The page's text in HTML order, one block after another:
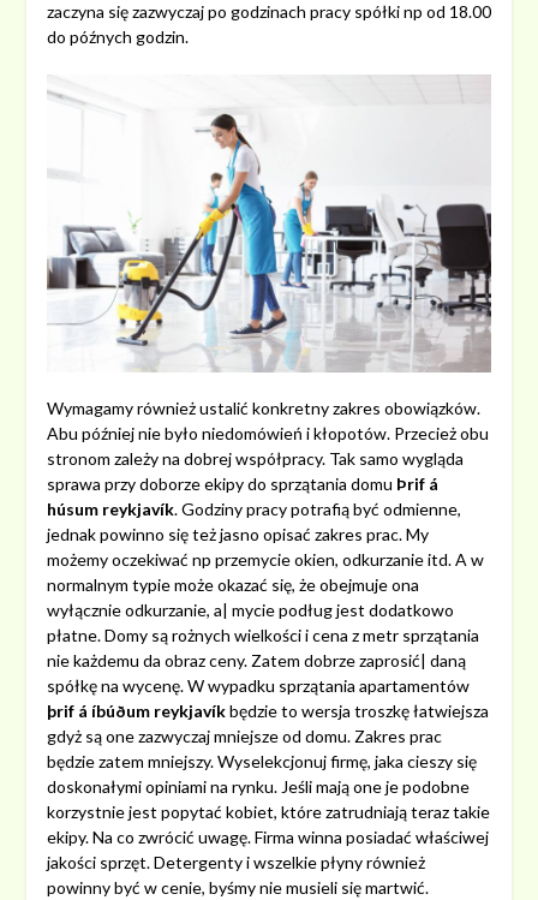
zaczyna się zazwyczaj po godzinach pracy spółki np od 18.00
do późnych godzin.
Wymagamy również ustalić konkretny zakres obowiązków.
Abu później nie było niedomówień i kłopotów. Przecież obu
stronom zależy na dobrej współpracy. Tak samo wygląda
sprawa przy doborze ekipy do sprzątania domu Þrif á
húsum reykjavík. Godziny pracy potrafią być odmienne,
jednak powinno się też jasno opisać zakres prac. My
możemy oczekiwać np przemycie okien, odkurzanie itd. A w
normalnym typie może okazać się, że obejmuje ona
wyłącznie odkurzanie, a| mycie podług jest dodatkowo
płatne. Domy są rożnych wielkości i cena z metr sprzątania
nie każdemu da obraz ceny. Zatem dobrze zaprosić| daną
spółkę na wycenę. W wypadku sprzątania apartamentów
þrif á íbúðum reykjavíkbędzie to wersja troszkę łatwiejsza
gdyż są one zazwyczaj mniejsze od domu. Zakres prac
będzie zatem mniejszy. Wyselekcjonuj firmę, jaka cieszy się
doskonałymi opiniami na rynku. Jeśli mają one je podobne
korzystnie jest popytać kobiet, które zatrudniają teraz takie
ekipy. Na co zwrócić uwagę. Firma winna posiadać właściwej
jakości sprzęt. Detergenty i wszelkie płyny również
powinny być w cenie, byśmy nie musieli się martwić.